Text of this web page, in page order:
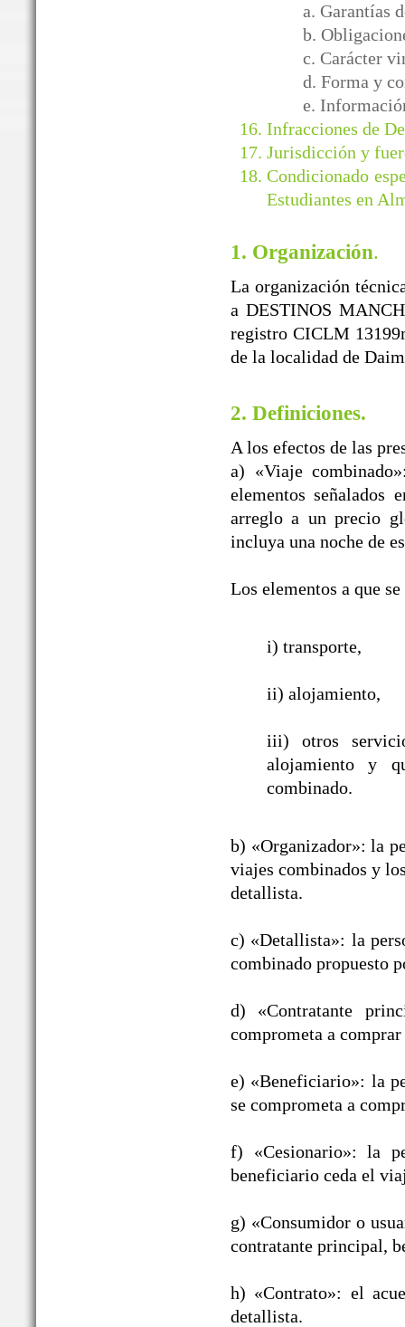
a. Garantías
b.
c. Carácter
d. Forma y
e.
Infracciones de
Jurisdicción y
Condicionado
Estudiantes en
1. Organización.
La organización
a DESTINOS
registro CICLM
de la localidad de
2. Definiciones.
A los efectos de las
a) «Viaje
elementos señalados
arreglo a un precio
incluya una noche de
Los elementos a que
i) transporte,
ii) alojamiento,
iii) otros
alojamiento y
combinado.
b) «Organizador»: la
viajes combinados y
detallista.
c) «Detallista»: la
combinado propuesto
d) «Contratante
comprometa a
e) «Beneficiario»: la
se comprometa a
f) «Cesionario»: la
beneficiario ceda el
g) «Consumidor o
contratante principal,
h) «Contrato»: el
detallista.